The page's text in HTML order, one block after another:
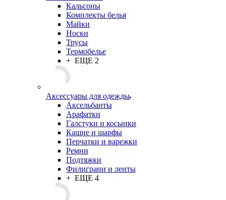
Кальсоны
Комплекты белья
Майки
Носки
Трусы
Термобелье
+ ЕЩЕ 2
Аксессуары для одежды
Аксельбанты
Арафатки
Галстуки и косынки
Кашне и шарфы
Перчатки и варежки
Ремни
Подтяжки
Филиграни и ленты
+ ЕЩЕ 4